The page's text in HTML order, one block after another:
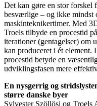
Det kan gøre en stor forskel
besværlige – og ikke mindst
maskinteknikertimer. Med
Troels tilbyde en procestid
iterationer (gentagelser) om
kan produceret i ét element.
procestid betyde en
udviklingsfasen mere
En nysgerrig og
større danske byer
Sylvester Szöllösi og Troels